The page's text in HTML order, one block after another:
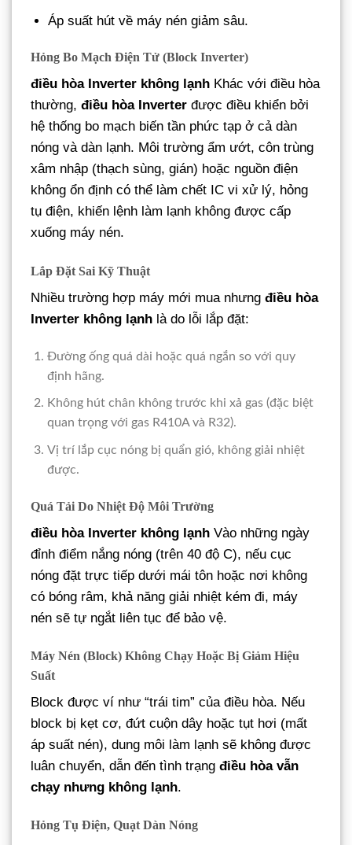
Áp suất hút về máy nén giảm sâu.
Hỏng Bo Mạch Điện Tử (Block Inverter)
điều hòa Inverter không lạnh Khác với điều hòa
thường, điều hòa Inverter được điều khiển bởi
hệ thống bo mạch biến tần phức tạp ở cả dàn
nóng và dàn lạnh. Môi trường ẩm ướt, côn trùng
xâm nhập (thạch sùng, gián) hoặc nguồn điện
không ổn định có thể làm chết IC vi xử lý, hỏng
tụ điện, khiến lệnh làm lạnh không được cấp
xuống máy nén.
Lắp Đặt Sai Kỹ Thuật
Nhiều trường hợp máy mới mua nhưng điều hòa
Inverter không lạnh là do lỗi lắp đặt:
Đường ống quá dài hoặc quá ngắn so với quy
định hãng.
Không hút chân không trước khi xả gas (đặc biệt
quan trọng với gas R410A và R32).
Vị trí lắp cục nóng bị quẩn gió, không giải nhiệt
được.
Quá Tải Do Nhiệt Độ Môi Trường
điều hòa Inverter không lạnh Vào những ngày
đỉnh điểm nắng nóng (trên 40 độ C), nếu cục
nóng đặt trực tiếp dưới mái tôn hoặc nơi không
có bóng râm, khả năng giải nhiệt kém đi, máy
nén sẽ tự ngắt liên tục để bảo vệ.
Máy Nén (Block) Không Chạy Hoặc Bị Giảm Hiệu
Suất
Block được ví như “trái tim” của điều hòa. Nếu
block bị kẹt cơ, đứt cuộn dây hoặc tụt hơi (mất
áp suất nén), dung môi làm lạnh sẽ không được
luân chuyển, dẫn đến tình trạng điều hòa vẫn
chạy nhưng không lạnh.
Hỏng Tụ Điện, Quạt Dàn Nóng